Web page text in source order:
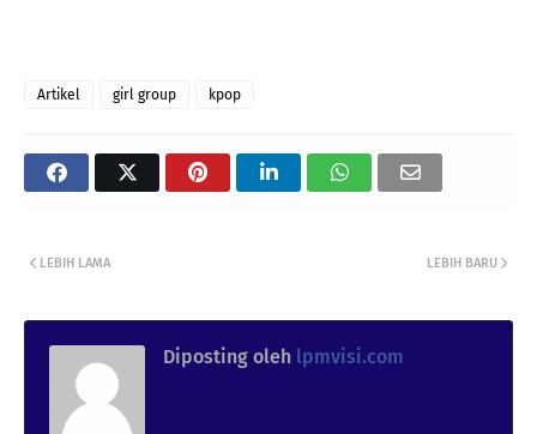
Artikel girl group kpop
LEBIH BARU
LEBIH LAMA
Diposting oleh lpmvisi.com